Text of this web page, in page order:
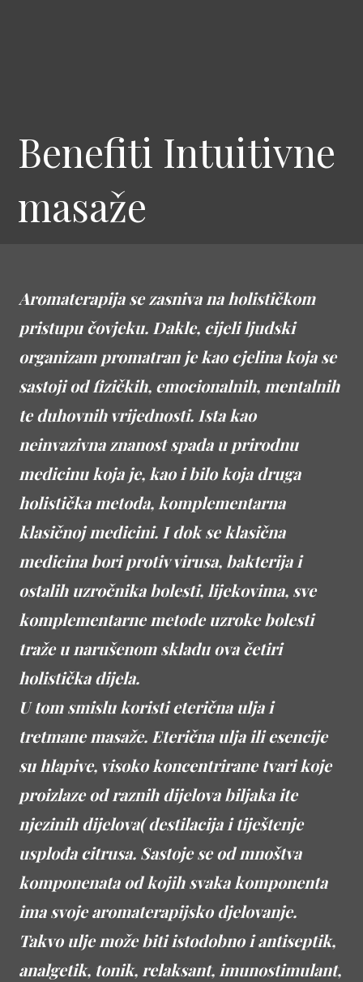
Benefiti Intuitivne
masaže
Aromaterapija se zasniva na holističkom
pristupu čovjeku. Dakle, cijeli ljudski
organizam promatran je kao cjelina koja se
sastoji od fizičkih, emocionalnih, mentalnih
te duhovnih vrijednosti. Ista kao
neinvazivna znanost spada u prirodnu
medicinu koja je, kao i bilo koja druga
holistička metoda, komplementarna
klasičnoj medicini. I dok se klasična
medicina bori protiv virusa, bakterija i
ostalih uzročnika bolesti, lijekovima, sve
komplementarne metode uzroke bolesti
traže u narušenom skladu ova četiri
holistička dijela.
U tom smislu koristi eterična ulja i
tretmane masaže. Eterična ulja ili esencije
su hlapive, visoko koncentrirane tvari koje
proizlaze od raznih dijelova biljaka ite
njezinih dijelova( destilacija i tiještenje
usplođa citrusa. Sastoje se od mnoštva
komponenata od kojih svaka komponenta
ima svoje aromaterapijsko djelovanje.
Takvo ulje može biti istodobno i antiseptik,
analgetik, tonik, relaksant, imunostimulant,